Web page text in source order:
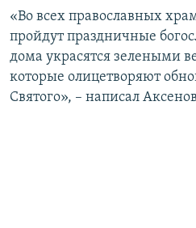
«Во всех православных
пройдут праздничные
дома украсятся зелеными
которые олицетворяют
Святого», – написал